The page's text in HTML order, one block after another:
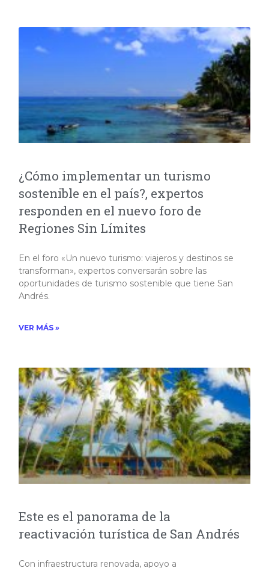
¿Cómo implementar un turismo
sostenible en el país?, expertos
responden en el nuevo foro de
Regiones Sin Límites
En el foro «Un nuevo turismo: viajeros y destinos se
transforman», expertos conversarán sobre las
oportunidades de turismo sostenible que tiene San
Andrés.
VER MÁS »
Este es el panorama de la
reactivación turística de San Andrés
Con infraestructura renovada, apoyo a